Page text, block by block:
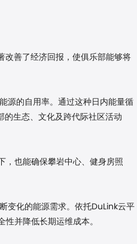
改善了经济回报，使俱乐部能够将
源的自用率。通过这种日内能量循
的生态、文化及跨代际社区活动
，也能确保攀岩中心、健身房照
变化的能源需求。依托DuLink云平
并降低长期运维成本。